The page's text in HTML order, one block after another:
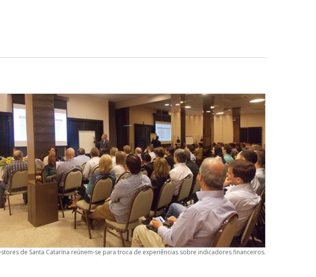
de Santa Catarina reúnem-se para troca de experiências sobre indicadores financeiros.